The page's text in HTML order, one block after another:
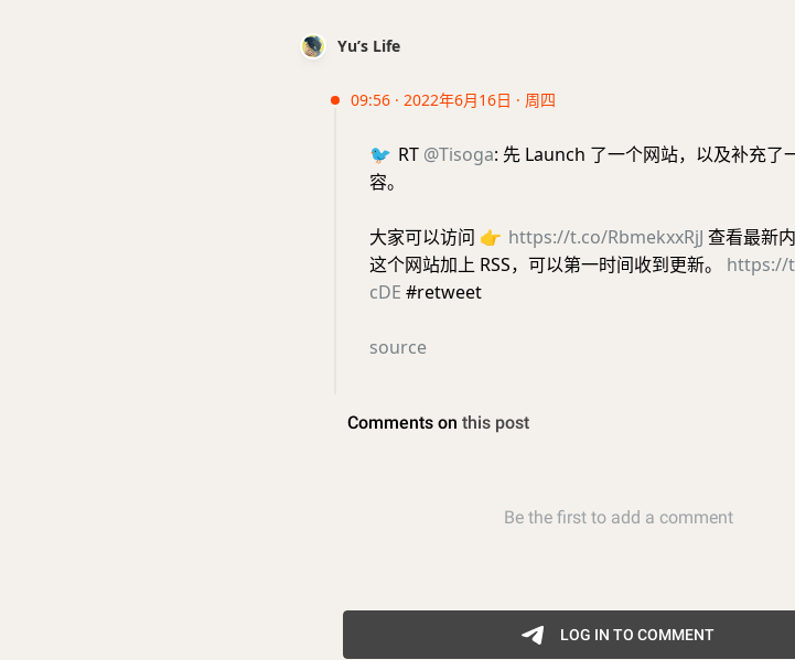
Yu’s Life
09:56 · 2022年6月16日 · 周四
🐦 RT @Tisoga: 先 Launch 了一个网站，以及补充了
容。
大家可以访问 👉 https://t.co/RbmekxxRjJ 查看最新
这个网站加上 RSS，可以第一时间收到更新。 https://
cDE #retweet
source